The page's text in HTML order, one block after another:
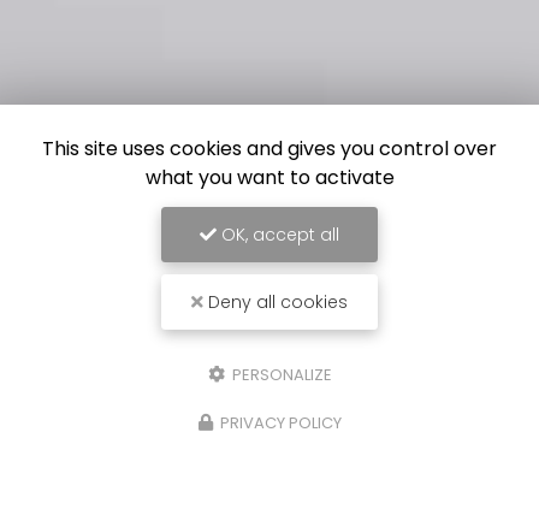
This site uses cookies and gives you control over
what you want to activate
OK, accept all
Deny all cookies
PERSONALIZE
PRIVACY POLICY